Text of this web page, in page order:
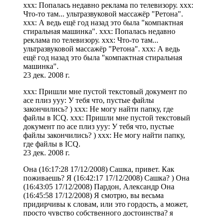
xxx: Попалась недавно реклама по телевизору. xxx:
Что-то там... ультразвуковой массажёр "Ретона".
xxx: А ведь ещё год назад это была "компактная
стиральная машинка". xxx: Попалась недавно
реклама по телевизору. xxx: Что-то там...
ультразвуковой массажёр "Ретона". xxx: А ведь
ещё год назад это была "компактная стиральная
машинка".
23 дек. 2008 г.
xxx: Пришли мне пустой текстовый документ по
асе плиз yyy: У тебя что, пустые файлы
закончились? ) xxx: Не могу найти папку, где
файлы в ICQ. xxx: Пришли мне пустой текстовый
документ по асе плиз yyy: У тебя что, пустые
файлы закончились? ) xxx: Не могу найти папку,
где файлы в ICQ.
23 дек. 2008 г.
Она (16:17:28 17/12/2008) Сашка, привет. Как
поживаешь? Я (16:42:17 17/12/2008) Сашка? ) Она
(16:43:05 17/12/2008) Пардон, Александр Она
(16:45:58 17/12/2008) Я смотрю, вы весьма
придирчивы к словам, или это гордость, а может,
просто чувство собственного достоинства? я